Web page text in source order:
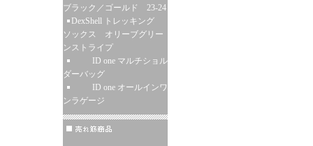
ブラック／ゴールド 23-24
DexShell トレッキング
ソックス オリーブグリー
ンストライプ
ID one マルチショル
ダーバッグ
ID one オールインワ
ンラゲージ